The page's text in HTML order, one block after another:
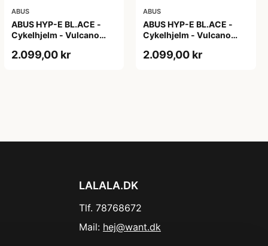
ABUS
ABUS HYP-E BL.ACE -
Cykelhjelm - Vulcano
2.099,00 kr
ABUS
ABUS HYP-E BL.ACE -
Cykelhjelm - Vulcano
2.099,00 kr
LALALA.DK
Tlf. 78768672
Mail: hej@want.dk